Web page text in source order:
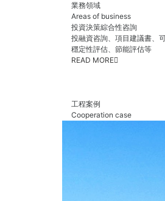
業務領域
Areas of business
投資決策綜合性咨詢
投融資咨詢、項目建議書、
穩定性評估、節能評估等
READ MORE
工程案例
Cooperation case